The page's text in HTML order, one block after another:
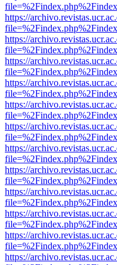
https://
https://
https://
https://
https://
https://
https://
https://
https://
https://
https://
https://